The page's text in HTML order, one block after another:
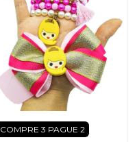
COMPRE 3 PAGUE 2